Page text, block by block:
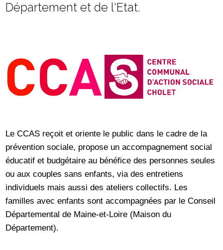
Département et de l'Etat.
Le CCAS reçoit et oriente le public dans le cadre de la
prévention sociale, propose un accompagnement social
éducatif et budgétaire au bénéfice des personnes seules
ou aux couples sans enfants, via des entretiens
individuels mais aussi des ateliers collectifs. Les
familles avec enfants sont accompagnées par le Conseil
Départemental de Maine-et-Loire (Maison du
Département).